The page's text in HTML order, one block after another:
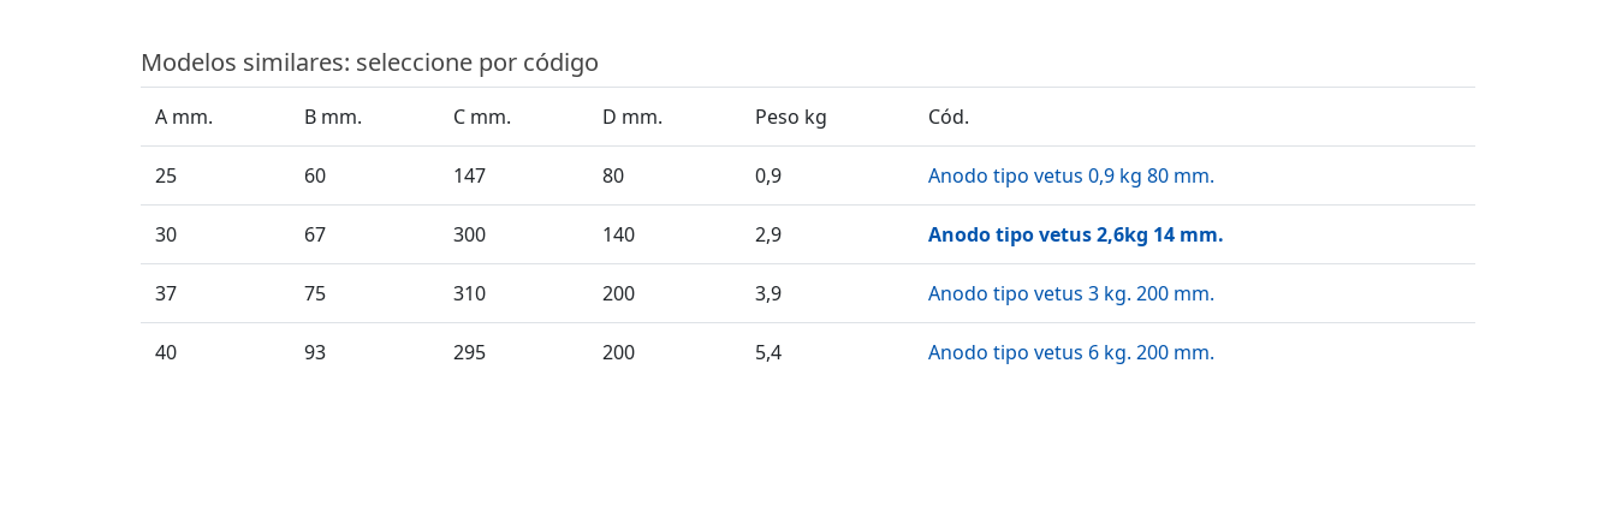
Modelos similares: seleccione por código
A mm. B mm. C mm. D mm. Peso kg Cód.
25 60 147 80 0,9 Anodo tipo vetus 0,9 kg 80 mm.
30 67 300 140 2,9 Anodo tipo vetus 2,6kg 14 mm.
37 75 310 200 3,9 Anodo tipo vetus 3 kg. 200 mm.
40 93 295 200 5,4 Anodo tipo vetus 6 kg. 200 mm.